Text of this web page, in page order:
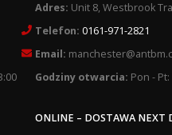
Adres: Unit 8, Westbrook
Telefon: 0161-971-2821
Email:
Godziny otwarcia: Pon -
ONLINE – DOSTAWA NEXT